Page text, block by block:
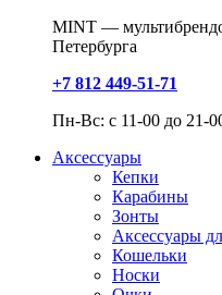
MINT —
Петербурга
+7 812 449-51-71
Пн-Вс: с 11-00 до 21-
Аксессуары
Кепки
Карабины
Зонты
Аксессуары
Кошельки
Носки